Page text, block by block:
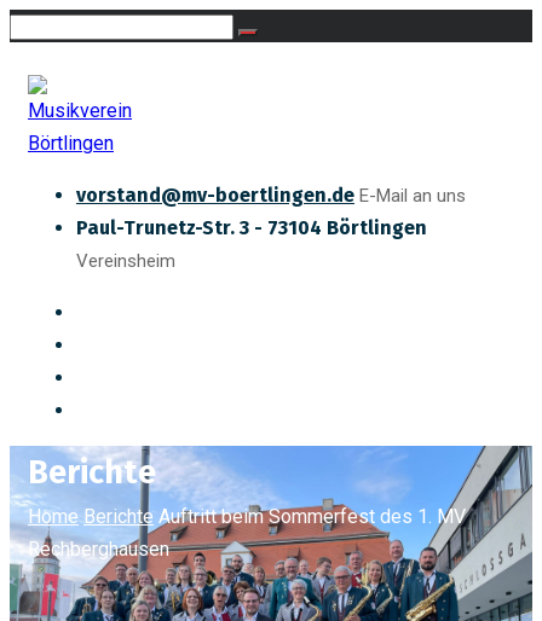
vorstand@mv-boertlingen.de E-Mail an uns
Paul-Trunetz-Str. 3 - 73104 Börtlingen
Vereinsheim
Berichte
Home Berichte Auftritt beim Sommerfest des 1. MV
Rechberghausen